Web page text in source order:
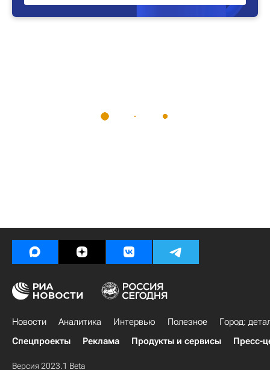
Новости Аналитика Интервью Полезное
Город:
Спецпроекты
Реклама Продукты и сервисы Пресс-
Версия 2023.1 Beta